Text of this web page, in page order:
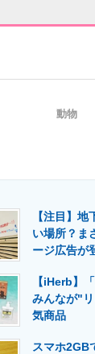
マーケ
動物
【注目】
い場所？ま
ージ広告が
【iHerb】
みんなが"
気商品
スマホ2GB